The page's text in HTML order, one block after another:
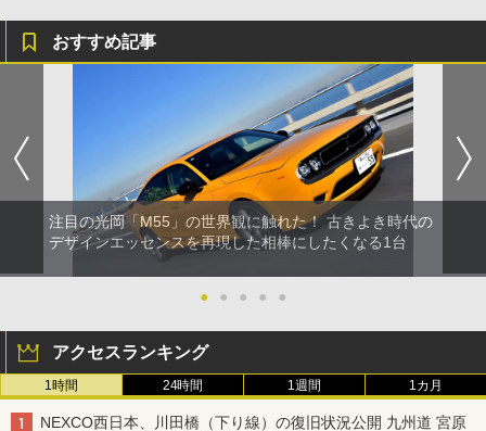
おすすめ記事
注目の光岡「M55」の世界観に触れた！ 古きよき時代の
デザインエッセンスを再現した相棒にしたくなる1台
● ● ● ● ●
アクセスランキング
1時間 24時間 1週間 1カ月
NEXCO西日本、川田橋（下り線）の復旧状況公開 九州道 宮原